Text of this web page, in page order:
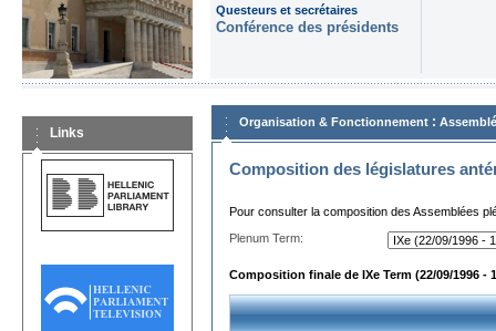
Questeurs et secrétaires
Conférence des présidents
Links
Organisation & Fonctionnement :
Composition des législatures
Pour consulter la composition des Assemblées
Plenum Term:
Composition finale de IXe Term (22/09/1996 -